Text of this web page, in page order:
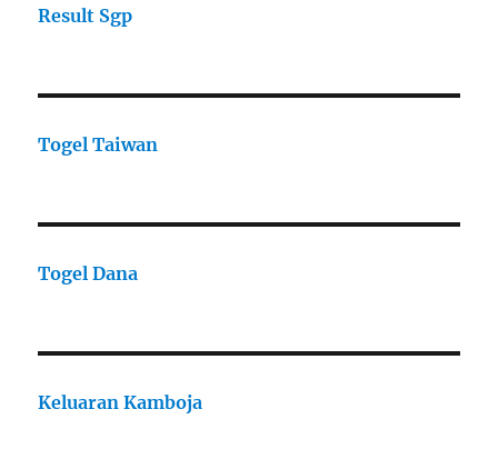
Result Sgp
Togel Taiwan
Togel Dana
Keluaran Kamboja